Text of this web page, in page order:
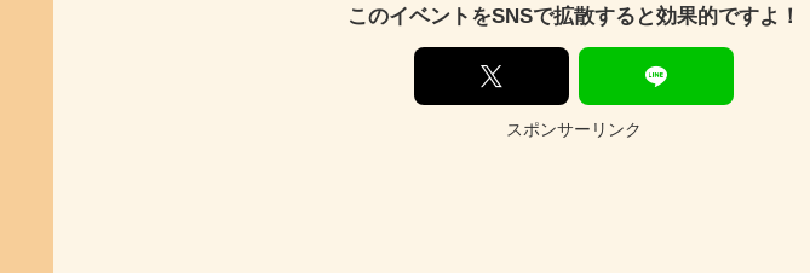
このイベントをSNSで拡散すると効果的ですよ！
スポンサーリンク